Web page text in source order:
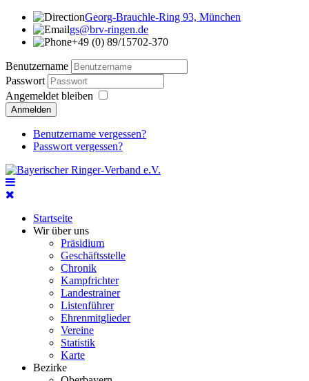
Georg-Brauchle-Ring 93, München
gs@brv-ringen.de
+49 (0) 89/15702-370
Benutzername
Passwort
Angemeldet bleiben
Anmelden
Benutzername vergessen?
Passwort vergessen?
Startseite
Wir über uns
Präsidium
Geschäftsstelle
Chronik
Kampfrichter
Landestrainer
Listenführer
Ehrenmitglieder
Vereine
Statistik
Karte
Bezirke